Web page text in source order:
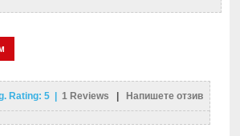
Rating: 5 | 1 Reviews | Напишете отзив